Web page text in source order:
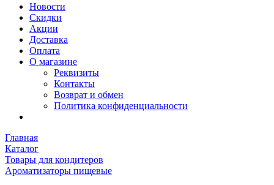
Новости
Скидки
Акции
Доставка
Оплата
О магазине
Реквизиты
Контакты
Возврат и обмен
Политика конфиденциальности
Главная
Каталог
Товары для кондитеров
Ароматизаторы пищевые